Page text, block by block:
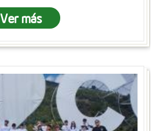
Ver más